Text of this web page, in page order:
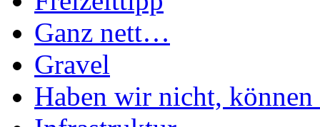
Ganz nett…
Gravel
Haben wir nicht,